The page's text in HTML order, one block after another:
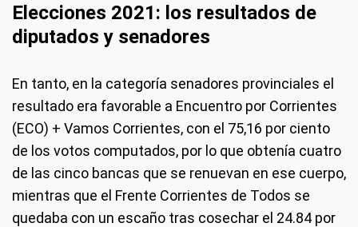
Elecciones 2021: los resultados de
diputados y senadores
En tanto, en la categoría senadores provinciales el
resultado era favorable a Encuentro por Corrientes
(ECO) + Vamos Corrientes, con el 75,16 por ciento
de los votos computados, por lo que obtenía cuatro
de las cinco bancas que se renuevan en ese cuerpo,
mientras que el Frente Corrientes de Todos se
quedaba con un escaño tras cosechar el 24.84 por